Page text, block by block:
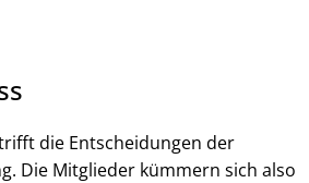
die Entscheidungen der
Die Mitglieder kümmern sich also